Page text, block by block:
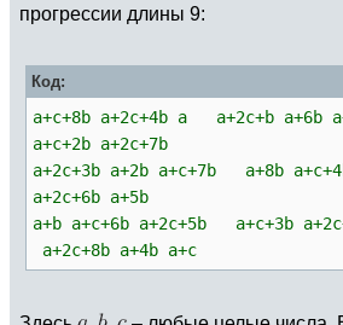
прогрессии длины 9:
Код:
a+c+8b a+2c+4b a a+2c+b a+6b
a+c+2b a+2c+7b
a+2c+3b a+2b a+c+7b a+8b
a+2c+6b a+5b
a+b a+c+6b a+2c+5b a+c+3b
a+2c+8b a+4b a+c